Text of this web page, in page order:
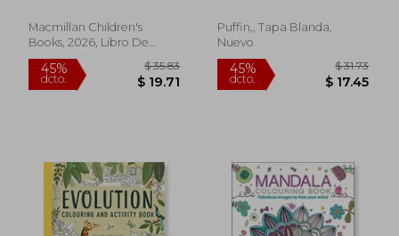
45% $ 34.67 45%
Macmillan Children's
Books, 2026, Libro De
Cartón, Nuevo
Puffin,, Tapa Blanda,
Nuevo